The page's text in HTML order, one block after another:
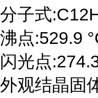
分子式
沸点:529.9
闪光点
外观结晶固